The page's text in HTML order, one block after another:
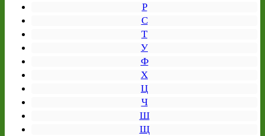
Р
С
Т
У
Ф
Х
Ц
Ч
Ш
Щ